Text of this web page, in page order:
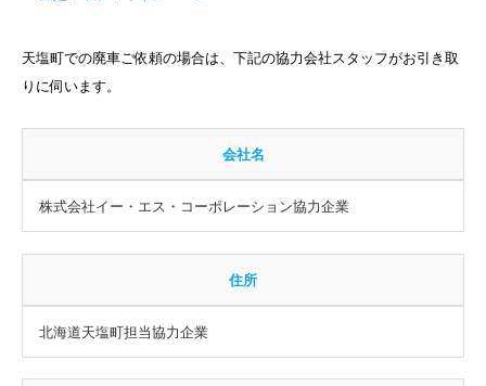
天塩町での廃車ご依頼の場合は、下記の協力会社スタッフがお引き取
りに伺います。
会社名
株式会社イー・エス・コーポレーション協力企業
住所
北海道天塩町担当協力企業